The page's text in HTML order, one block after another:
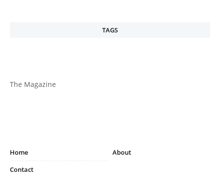
TAGS
The Magazine
Home
About
Contact